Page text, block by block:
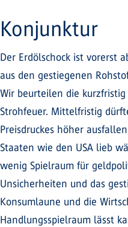
Konjunktur
Der Erdölschock ist vorerst
aus den gestiegenen
Wir beurteilen die
Strohfeuer. Mittelfristig
Preisdruckes höher
Staaten wie den USA lieb
wenig Spielraum für
Unsicherheiten und das
Konsumlaune und die
Handlungsspielraum lässt